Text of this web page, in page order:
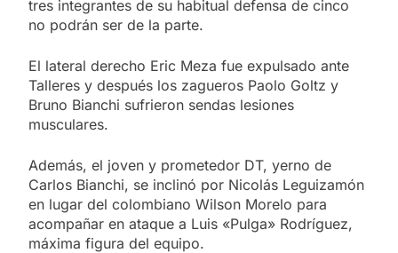
tres integrantes de su habitual defensa de cinco
no podrán ser de la parte.
El lateral derecho Eric Meza fue expulsado ante
Talleres y después los zagueros Paolo Goltz y
Bruno Bianchi sufrieron sendas lesiones
musculares.
Además, el joven y prometedor DT, yerno de
Carlos Bianchi, se inclinó por Nicolás Leguizamón
en lugar del colombiano Wilson Morelo para
acompañar en ataque a Luis «Pulga» Rodríguez,
máxima figura del equipo.